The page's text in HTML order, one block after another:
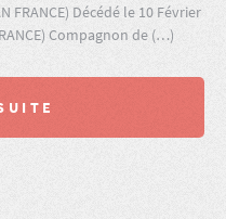
FRANCE) Décédé le 10 Février
Compagnon de (…)